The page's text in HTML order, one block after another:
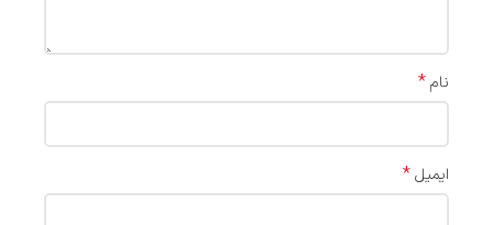
نام*
ایمیل*